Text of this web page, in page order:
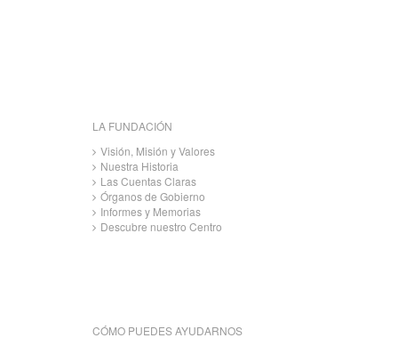
LA FUNDACIÓN
Visión, Misión y Valores
Nuestra Historia
Las Cuentas Claras
Órganos de Gobierno
Informes y Memorias
Descubre nuestro Centro
CÓMO PUEDES AYUDARNOS